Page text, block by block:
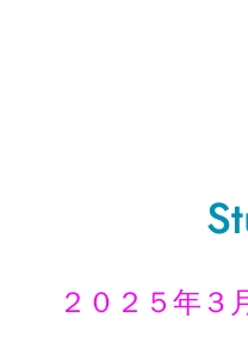
２０２５年３